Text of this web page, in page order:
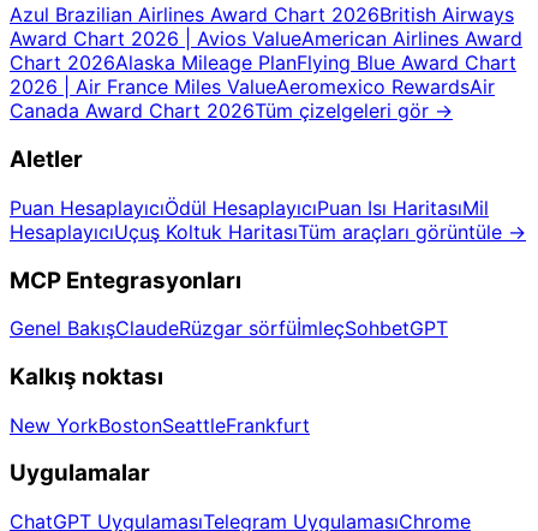
Azul Brazilian Airlines Award Chart 2026British Airways
Award Chart 2026 | Avios ValueAmerican Airlines Award
Chart 2026Alaska Mileage PlanFlying Blue Award Chart
2026 | Air France Miles ValueAeromexico RewardsAir
Canada Award Chart 2026Tüm çizelgeleri gör →
Aletler
Puan HesaplayıcıÖdül HesaplayıcıPuan Isı HaritasıMil
HesaplayıcıUçuş Koltuk HaritasıTüm araçları görüntüle →
MCP Entegrasyonları
Genel BakışClaudeRüzgar sörfüİmleçSohbetGPT
Kalkış noktası
New YorkBostonSeattleFrankfurt
Uygulamalar
ChatGPT UygulamasıTelegram UygulamasıChrome